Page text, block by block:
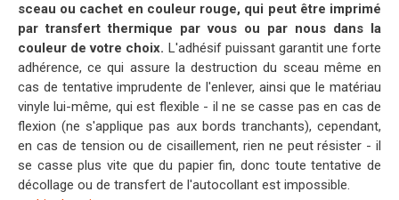
sceau ou cachet en couleur rouge, qui peut être imprimé
par transfert thermique par vous ou par nous dans la
couleur de votre choix. L'adhésif puissant garantit une forte
adhérence, ce qui assure la destruction du sceau même en
cas de tentative imprudente de l'enlever, ainsi que le matériau
vinyle lui-même, qui est flexible - il ne se casse pas en cas de
flexion (ne s'applique pas aux bords tranchants), cependant,
en cas de tension ou de cisaillement, rien ne peut résister - il
se casse plus vite que du papier fin, donc toute tentative de
décollage ou de transfert de l'autocollant est impossible.